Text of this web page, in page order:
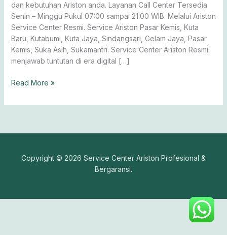
dan kebutuhan Ariston anda. Layanan Call Center Tersedia
Senin – Minggu Pukul 07:00 sampai 21:00 WIB. Melalui Ariston
Service Center Resmi. Service Ariston Pasar Kemis, Kuta
Baru, Kutabumi, Kuta Jaya, Sindangsari, Gelam Jaya, Pasar
Kemis, Suka Asih, Sukamantri. Service Center Ariston Resmi
menjawab tuntutan di era digital […]
Read More »
Copyright © 2026 Service Center Ariston Profesional &
Bergaransi.